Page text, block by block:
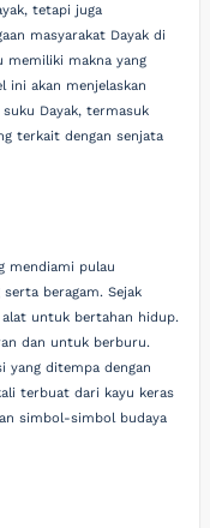
tetapi juga
masyarakat Dayak di
memiliki makna yang
ini akan menjelaskan
Dayak, termasuk
terkait dengan senjata
mendiami pulau
beragam. Sejak
alat untuk bertahan hidup.
dan untuk berburu.
yang ditempa dengan
terbuat dari kayu keras
simbol-simbol budaya